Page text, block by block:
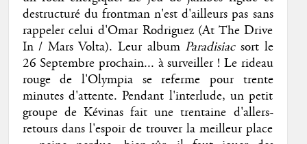
destructuré du frontman n'est d'ailleurs pas sans
rappeler celui d'Omar Rodriguez (At The Drive
In / Mars Volta). Leur album Paradisiacsort le
26 Septembre prochain... à surveiller ! Le rideau
rouge de l'Olympia se referme pour trente
minutes d'attente. Pendant l'interlude, un petit
groupe de Kévinas fait une trentaine d'allers-
retours dans l'espoir de trouver la meilleur place